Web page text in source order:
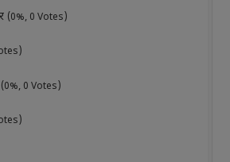
(0%, 0 Votes)
(0%, 0 Votes)